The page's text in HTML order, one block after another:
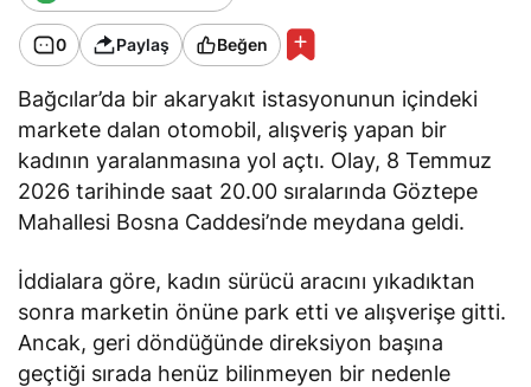
0 Paylaş Beğen
Bağcılar’da bir akaryakıt istasyonunun içindeki
markete dalan otomobil, alışveriş yapan bir
kadının yaralanmasına yol açtı. Olay, 8 Temmuz
2026 tarihinde saat 20.00 sıralarında Göztepe
Mahallesi Bosna Caddesi’nde meydana geldi.
İddialara göre, kadın sürücü aracını yıkadıktan
sonra marketin önüne park etti ve alışverişe gitti.
Ancak, geri döndüğünde direksiyon başına
geçtiği sırada henüz bilinmeyen bir nedenle